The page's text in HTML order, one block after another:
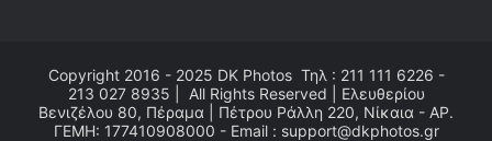
Copyright 2016 - 2025 DK PhotosΤηλ : 211 111 6226 -
213 027 8935 | All Rights Reserved | Ελευθερίου
Βενιζέλου 80, Πέραμα | Πέτρου Ράλλη 220, Νίκαια - ΑΡ.
ΓΕΜΗ: 177410908000 - Email : support@dkphotos.gr